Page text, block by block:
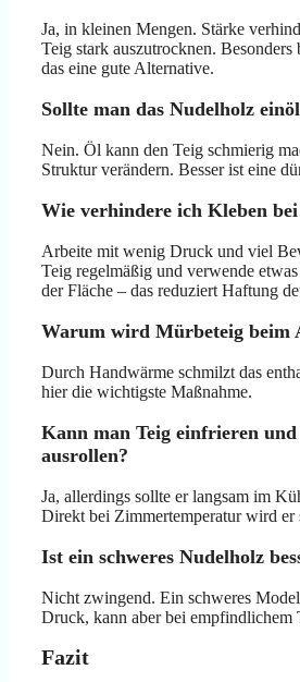
Ja, in kleinen Mengen. Stärke
Teig stark auszutrocknen. Besonders
das eine gute Alternative.
Sollte man das Nudelholz
Nein. Öl kann den Teig schmierig
Struktur verändern. Besser ist eine
Wie verhindere ich Kleben bei
Arbeite mit wenig Druck und viel
Teig regelmäßig und verwende
der Fläche – das reduziert Haftung
Warum wird Mürbeteig beim
Durch Handwärme schmilzt das
hier die wichtigste Maßnahme.
Kann man Teig einfrieren
ausrollen?
Ja, allerdings sollte er langsam im
Direkt bei Zimmertemperatur wird er
Ist ein schweres Nudelholz
Nicht zwingend. Ein schweres
Druck, kann aber bei empfindlichem
Fazit